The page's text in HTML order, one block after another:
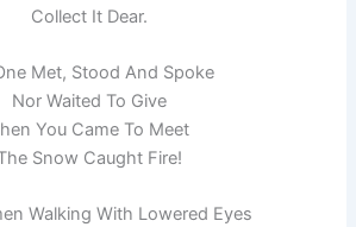
Collect It Dear.
Met, Stood And Spoke
Nor Waited To Give
You Came To Meet
Snow Caught Fire!
Walking With Lowered Eyes